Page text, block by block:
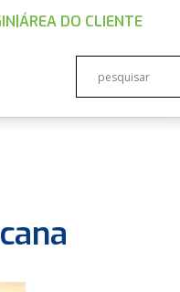
|ÁREA DO CLIENTE